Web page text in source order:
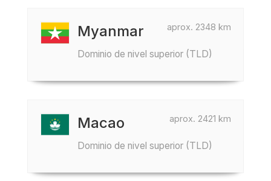
aprox. 2348 km
Myanmar
Dominio de nivel superior (TLD)
aprox. 2421 km
Macao
Dominio de nivel superior (TLD)